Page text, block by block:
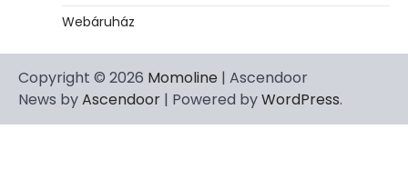
Webáruház
Copyright © 2026 Momoline | Ascendoor
News byAscendoor | Powered byWordPress.